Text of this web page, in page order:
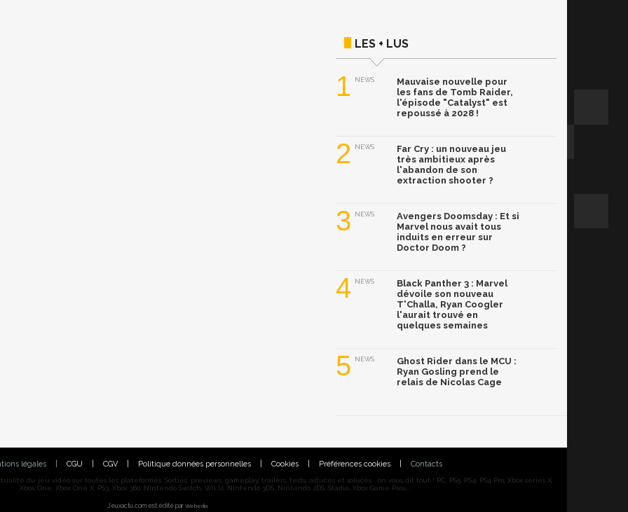
LES + LUS
1 NEWS
Mauvaise nouvelle pour
les fans de Tomb Raider,
l'épisode "Catalyst" est
repoussé à 2028 !
2 NEWS
Far Cry : un nouveau jeu
très ambitieux après
l'abandon de son
extraction shooter ?
3 NEWS
Avengers Doomsday : Et si
Marvel nous avait tous
induits en erreur sur
Doctor Doom ?
4 NEWS
Black Panther 3 : Marvel
dévoile son nouveau
T'Challa, Ryan Coogler
l'aurait trouvé en
quelques semaines
5 NEWS
Ghost Rider dans le MCU :
Ryan Gosling prend le
relais de Nicolas Cage
légales CGU CGV Politique données personnelles Cookies Préférences cookies Contacts
du jeu vidéo sur toutes les plateformes. Sorties, previews, gameplay, trailers, tests, astuces et soluces... on vous dit tout ! PC, PS5, PS4, PS4 Pro, Xbox series X,
Xbox One, Xbox One X, PS3, Xbox 360, Nintendo Switch, Wii U, Nintendo 3DS, Nintendo 2DS, Stadia, Xbox Game Pass...
Jeuxactu.com est édité par Webedia